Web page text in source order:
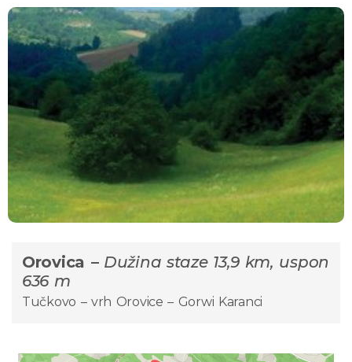
Orovica – Dužina staze 13,9 km, uspon
636 m
Tučkovo – vrh Orovice – Gorwi Karanci